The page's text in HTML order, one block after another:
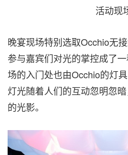
活动现
晚宴现场特别选取Occhio无
参与嘉宾们对光的掌控成了
场的入门处也由Occhio的灯
灯光随着人们的互动忽明忽
的光影。